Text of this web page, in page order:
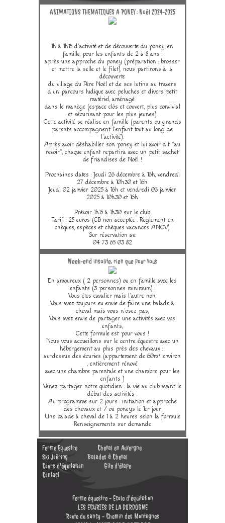
ANIMATIONS THEMATIQUES A PONEY : Noêl 2024-2025
1h à 1h15 d'activité et de découverte du poney, en
famille, pour les enfants de 2 à 8 ans :
après une approche du poney (préparation : brosser
et mettre la selle et le filet), nous partirons à la
découverte
du village du Père Noêl et de ses lutins au travers
d'un parcours ludique avec peluches et divers petit
matériel, aménagé
dans le manège (espace clôs et couvert, plus convivial
et sécurisant pour les plus jeunes).
Cette activité se réalise en famille (parents ou grands
parents accompagnent l'enfant tout au long de
l'activité).
Après avoir déshabiller son poney et lui avoir dit "au
revoir", chaque enfant repartira avec un petit sachet
de friandises de Noêl !
Prochaines dates : Jeudi 26 décembre à 16h, vendredi
27 décembre à 10h30 et 16h
Jeudi 02 janvier 2025 à 16h et vendredi 03 janvier
2025 à 10h30 et 16h
Prévoir 1h15 à 1h30 sur le club.
Tarif : 25 euros (CB non acceptée . Règlement en
chèques, espèces et chèques vacances ANCV)
Sur réservation au:
04 73 65 03 82
Week-end insolite, rien que pour vous
En amoureux ( 2 personnes) ou en famille avec les
enfants (3 personnes minimum) :
Vous êtes cavalier mais l'autre non,
Vous avez toujours eu envie de faire une balade à
cheval mais vous n'osez pas,
Vous avez envie de partager une activités avec vos
enfants,
Cette formule est pour vous !
Nous vous accueillons sur le centre équestre avec un
hébergement au plus près des chevaux :
au-dessus des écuries (appartement de 60m² environ
, entièrement rénové
avec une chambre parentale et une chambre pour les
enfants )
Venez partager notre quotidien : la vie au club avant le
début des activités .
Au programme sur 2 jours : initiation et approche
des chevaux et / ou poneys le 1er jour
Une balade à cheval de 1 à 2 heures selon la formule
Renseignements sur demande
Ferme Equestre
Cheval en Auvergne
Ski Joëring
Balades à Cheval
Cours d'équitation
Gîte d'étape
Contact
Ferme équestre - Ecole d'équitation
LES ECURIES DE LA DORDOGNE
Route du sancy - Chemin des Montagnes